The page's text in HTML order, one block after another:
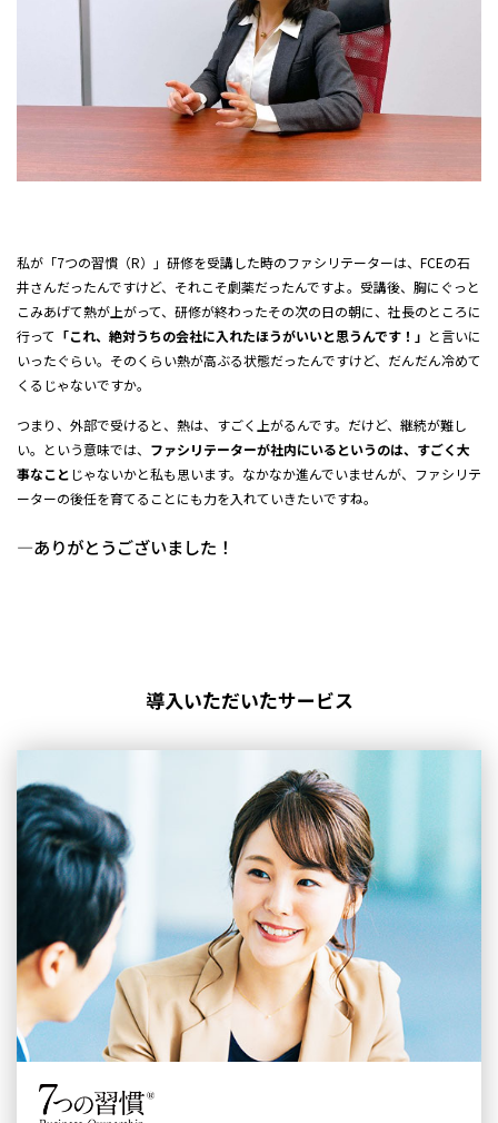
私が「7つの習慣（R）」研修を受講した時のファシリテーターは、FCEの石
井さんだったんですけど、それこそ劇薬だったんですよ。受講後、胸にぐっと
こみあげて熱が上がって、研修が終わったその次の日の朝に、社長のところに
行って 「これ、絶対うちの会社に入れたほうがいいと思うんです！」 と言いに
いったぐらい。そのくらい熱が高ぶる状態だったんですけど、だんだん冷めて
くるじゃないですか。
つまり、外部で受けると、熱は、すごく上がるんです。だけど、継続が難し
い。という意味では、 ファシリテーターが社内にいるというのは、すごく大
事なこと じゃないかと私も思います。なかなか進んでいませんが、ファシリテ
ーターの後任を育てることにも力を入れていきたいですね。
―ありがとうございました！
導入いただいたサービス